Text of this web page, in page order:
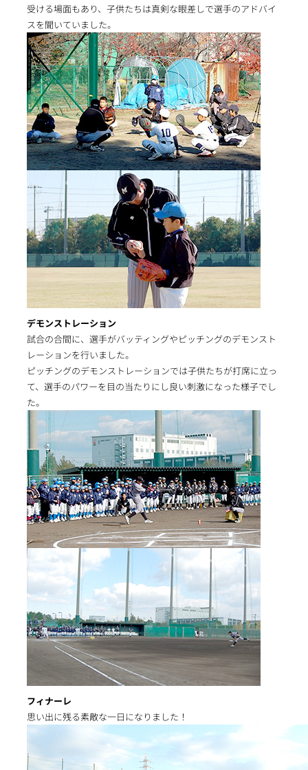
受ける場面もあり、子供たちは真剣な眼差しで選手のアドバイ
スを聞いていました。
デモンストレーション
試合の合間に、選手がバッティングやピッチングのデモンスト
レーションを行いました。
ピッチングのデモンストレーションでは子供たちが打席に立っ
て、選手のパワーを目の当たりにし良い刺激になった様子でし
た。
フィナーレ
思い出に残る素敵な一日になりました！